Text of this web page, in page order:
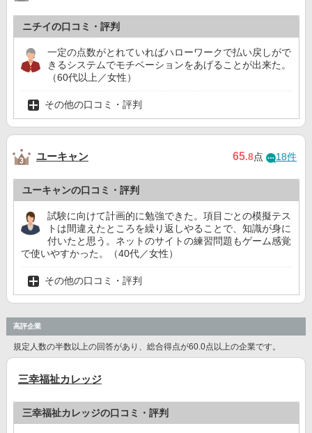
ニチイの口コミ・評判
一定の点数がとれていればハローワークで払い戻しがで
きるシステムでモチベーションをあげることが出来た。
（60代以上／女性）
その他の口コミ・評判
ユーキャン 65.8点 18件
ユーキャンの口コミ・評判
試験に向けて計画的に勉強できた。項目ごとの模擬テス
トは間違えたところを繰り返しやることで、知識が身に
付いたと思う。ネットのサイトの練習問題もゲーム感覚
で使いやすかった。（40代／女性）
その他の口コミ・評判
高評企業
規定人数の半数以上の回答があり、総合得点が60.0点以上の企業です。
三幸福祉カレッジ
三幸福祉カレッジの口コミ・評判